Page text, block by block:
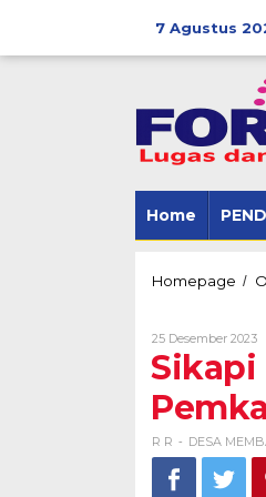
7 Agustus
Home
Homepage /
25 Desember 2023
Sikapi
R R - DESA